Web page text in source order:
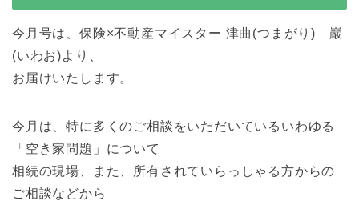
今月号は、保険×不動産マイスター 津曲(つまがり) 巖
(いわお)より、
お届けいたします。
今月は、特に多くのご相談をいただいているいわゆる
「空き家問題」について
相続の現場、また、所有されていらっしゃる方からの
ご相談などから